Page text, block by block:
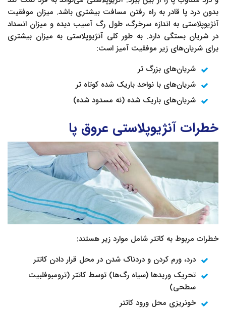
بدون درد پا قادر به راه رفتن مسافت بیشتری باشد. میزان موفقیت
آنژیوپلاستی به اندازه سرخرگ، طول رگ آسیب دیده و میزان انسداد
در شریان بستگی دارد. به طور کلی آنژیوپلاستی به میزان بیشتری
برای شریان‌های زیر موفقیت آمیز است:
شریان‌های بزرگ تر
شریان‌های با نواحد باریک شده کوتاه تر
شریان‌های باریک شده (نه مسدود شده)
خطرات آنژیوپلاستی عروق پا
خطرات مربوط به کاتتر شامل موارد زیر هستند:
درد، ورم کردن و دردناک شدن در محل قرار دادن کاتتر
تحریک وریدها (سیاه رگ‌ها) توسط کاتتر (ترومبوفلبیت
سطحی)
خونریزی محل ورود کاتتر